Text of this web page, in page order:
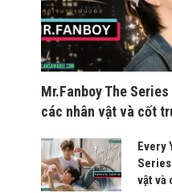
Mr.Fanboy The
các nhân vật và cốt
Every
vật và